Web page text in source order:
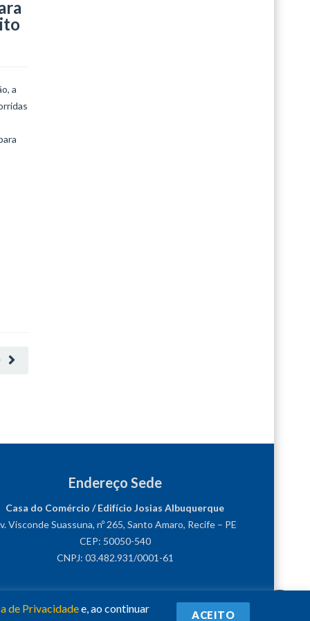
a
Endereço Sede
Casa do Comércio / Edifício Josias Albuquerque
Visconde Suassuna, nº 265, Santo Amaro, Recife – PE
CEP: 50050-540
CNPJ: 03.482.931/0001-61
de Privacidadee, ao continuar
ACEITO